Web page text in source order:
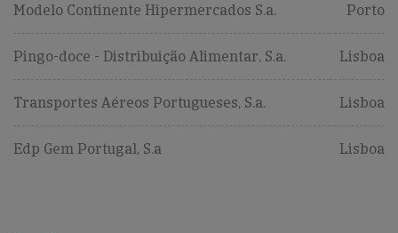
Modelo Continente Hipermercados S.a. Porto
Pingo-doce - Distribuição Alimentar, S.a. Lisboa
Transportes Aéreos Portugueses, S.a. Lisboa
Edp Gem Portugal, S.a Lisboa